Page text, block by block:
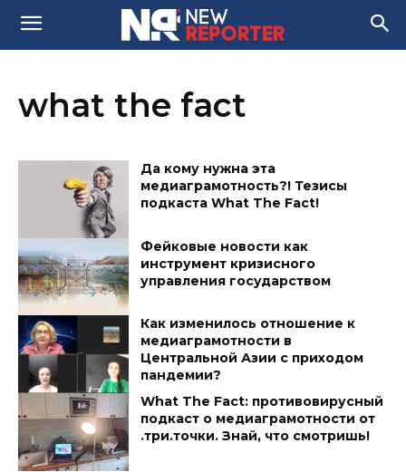
what the fact
Да кому нужна эта
медиаграмотность?! Тезисы
подкаста What The Fact!
Фейковые новости как
инструмент кризисного
управления государством
Как изменилось отношение к
медиаграмотности в
Центральной Азии с приходом
пандемии?
What The Fact: противовирусный
подкаст о медиаграмотности от
.три.точки. Знай, что смотришь!